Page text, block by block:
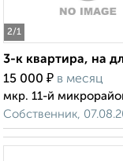
2/1
3-к квартира, на
15 000 ₽ в месяц
мкр. 11-й
Собственник,